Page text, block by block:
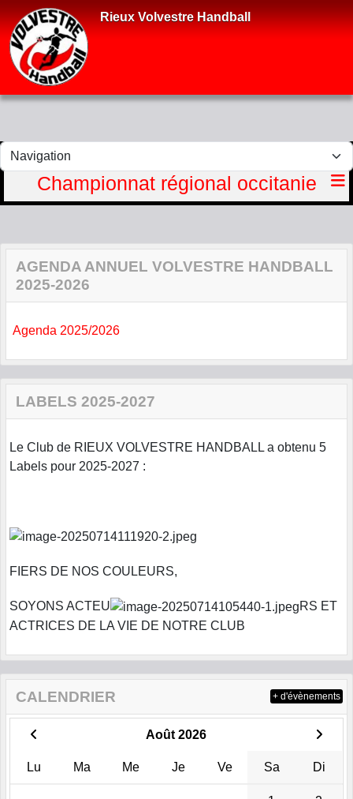
Rieux Volvestre Handball
Championnat régional occitanie
AGENDA ANNUEL VOLVESTRE HANDBALL
2025-2026
Agenda 2025/2026
LABELS 2025-2027
Le Club de RIEUX VOLVESTRE HANDBALL a obtenu 5
Labels pour 2025-2027 :
FIERS DE NOS COULEURS,
SOYONS ACTEU
RS ET
ACTRICES DE LA VIE DE NOTRE CLUB
CALENDRIER
Août 2026
Lu Ma Me Je Ve Sa Di
+ d'évènements
Panneau de gestion des cookies